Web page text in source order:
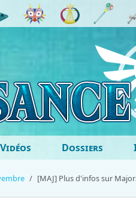
Vidéos Dossiers
[MAJ] Plus d'infos sur